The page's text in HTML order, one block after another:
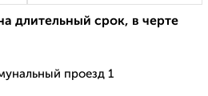
длительный срок, в черте
проезд 1